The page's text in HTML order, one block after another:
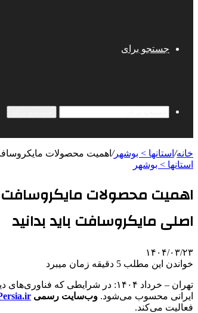
جستجو برای
خانه/ استانها > بوشهر/ اهمیت محصولات مایکروسافت در زیر ساخت
استانها > بوشهر
اصلی مایکروسافت باید بدانید
۱۴۰۴/۰۳/۲۳
خواندن این مطلب 5 دقیقه زمان میبرد
تهران – خرداد ۱۴۰۴: در شرایطی
ایرانی محسوب می‌شود. وب‌سایت رسمی
فعالیت می‌کند.